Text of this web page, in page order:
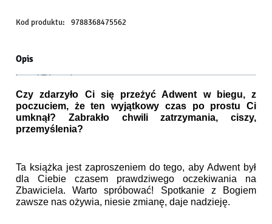
Kod produktu: 9788368475562
Opis
Czy zdarzyło Ci się przeżyć Adwent w biegu, z
poczuciem, że ten wyjątkowy czas po prostu Ci
umknął? Zabrakło chwili zatrzymania, ciszy,
przemyślenia?
Ta książka jest zaproszeniem do tego, aby Adwent był
dla Ciebie czasem prawdziwego oczekiwania na
Zbawiciela. Warto spróbować! Spotkanie z Bogiem
zawsze nas ożywia, niesie zmianę, daje nadzieję.